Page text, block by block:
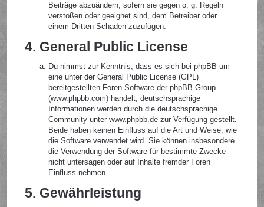
Beiträge abzuändern, sofern sie gegen o. g. Regeln
verstoßen oder geeignet sind, dem Betreiber oder
einem Dritten Schaden zuzufügen.
4. General Public License
Du nimmst zur Kenntnis, dass es sich bei phpBB um
eine unter der General Public License (GPL)
bereitgestellten Foren-Software der phpBB Group
(www.phpbb.com) handelt; deutschsprachige
Informationen werden durch die deutschsprachige
Community unter www.phpbb.de zur Verfügung gestellt.
Beide haben keinen Einfluss auf die Art und Weise, wie
die Software verwendet wird. Sie können insbesondere
die Verwendung der Software für bestimmte Zwecke
nicht untersagen oder auf Inhalte fremder Foren
Einfluss nehmen.
5. Gewährleistung